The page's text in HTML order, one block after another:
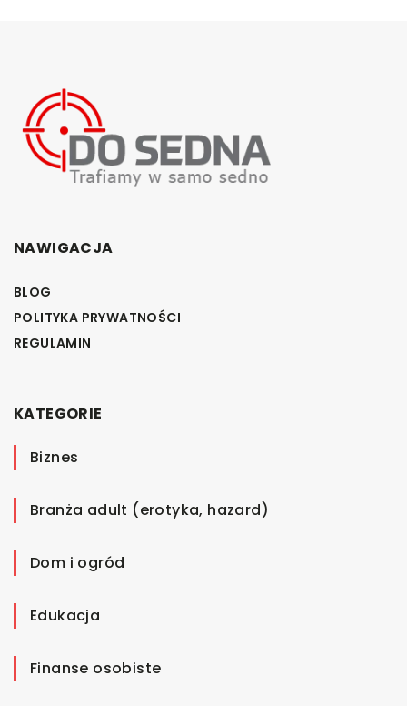
NAWIGACJA
BLOG
POLITYKA PRYWATNOŚCI
REGULAMIN
KATEGORIE
Biznes
Branża adult (erotyka, hazard)
Dom i ogród
Edukacja
Finanse osobiste